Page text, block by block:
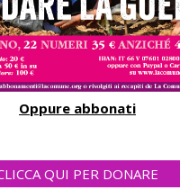
Oppure abbonati
QUI PER DONARE